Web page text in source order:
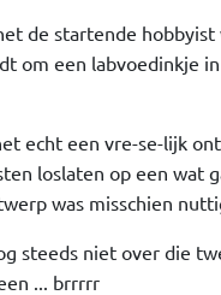
de startende
om een labvoedinkje
echt een vre-se-lijk
loslaten op een wat
was misschien
steeds niet over die
... brrrrr